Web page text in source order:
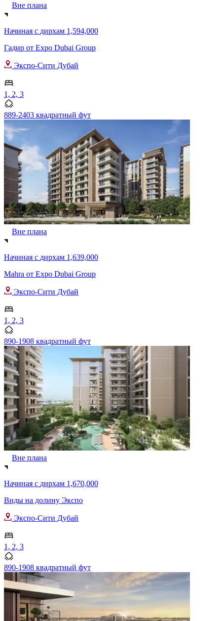
Вне плана
Начиная с дирхам 1,594,000
Гадир от Expo Dubai Group
Экспо-Сити Дубай
1, 2, 3
889-2403 квадратный фут
Вне плана
Начиная с дирхам 1,639,000
Mahra от Expo Dubai Group
Экспо-Сити Дубай
1, 2, 3
890-1908 квадратный фут
Вне плана
Начиная с дирхам 1,670,000
Виды на долину Экспо
Экспо-Сити Дубай
1, 2, 3
890-1908 квадратный фут